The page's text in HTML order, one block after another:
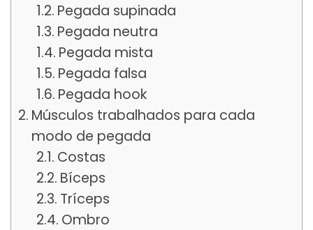
Pegada supinada
Pegada neutra
Pegada mista
Pegada falsa
Pegada hook
Músculos trabalhados para cada
modo de pegada
Costas
Bíceps
Tríceps
Ombro